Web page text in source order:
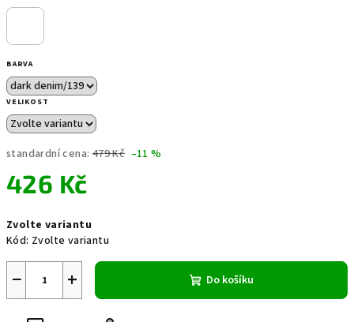
BARVA
VELIKOST
standardní cena: 479 Kč –11 %
426 Kč
cena:
Zvolte variantu
Kód: Zvolte variantu
+
− Do košíku